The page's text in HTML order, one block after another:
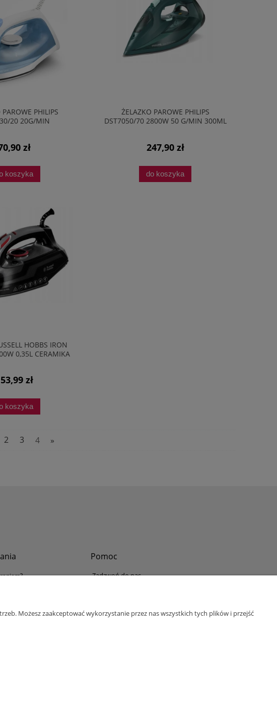
PHILIPS
20 20G/MIN
zł
koszyka
ŻELAZKO PAROWE PHILIPS
DST7050/70 2800W 50 G/MIN 300ML
247,90 zł
do koszyka
HOBBS IRON
0,35L CERAMIKA
zł
koszyka
2 3 4 »
Pomoc
Zadzwoń do nas
bok@abinvest.info
Możesz zaakceptować wykorzystanie przez nas wszystkich tych plików i przejść